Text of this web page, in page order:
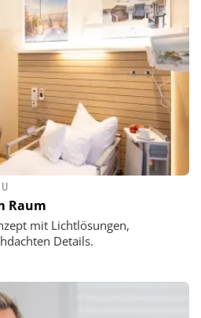
Raum
mit Lichtlösungen,
Details.